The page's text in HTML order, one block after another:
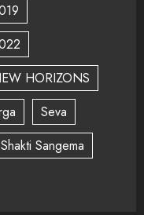
HORIZONS
Seva
Sangema